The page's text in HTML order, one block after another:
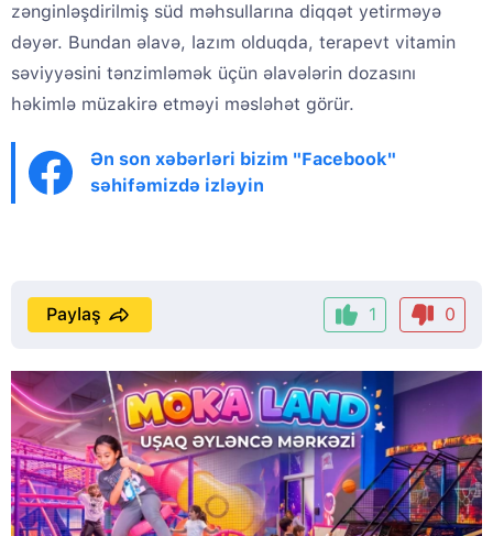
zənginləşdirilmiş süd məhsullarına diqqət yetirməyə
dəyər. Bundan əlavə, lazım olduqda, terapevt vitamin
səviyyəsini tənzimləmək üçün əlavələrin dozasını
həkimlə müzakirə etməyi məsləhət görür.
Ən son xəbərləri bizim "Facebook"
səhifəmizdə izləyin
1 0
Paylaş